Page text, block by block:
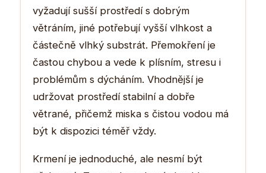
vyžadují sušší prostředí s dobrým
větráním, jiné potřebují vyšší vlhkost a
částečně vlhký substrát. Přemokření je
častou chybou a vede k plísním, stresu i
problémům s dýcháním. Vhodnější je
udržovat prostředí stabilní a dobře
větrané, přičemž miska s čistou vodou má
být k dispozici téměř vždy.
Krmení je jednoduché, ale nesmí být